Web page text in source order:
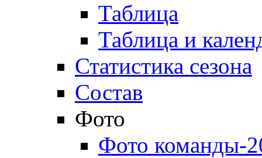
Таблица
Таблица и
Статистика сезона
Состав
Фото
Фото команды-